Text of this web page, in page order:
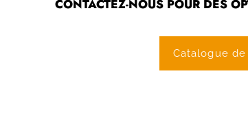
CONTACTEZ-NOUS POUR DES
Catalogue